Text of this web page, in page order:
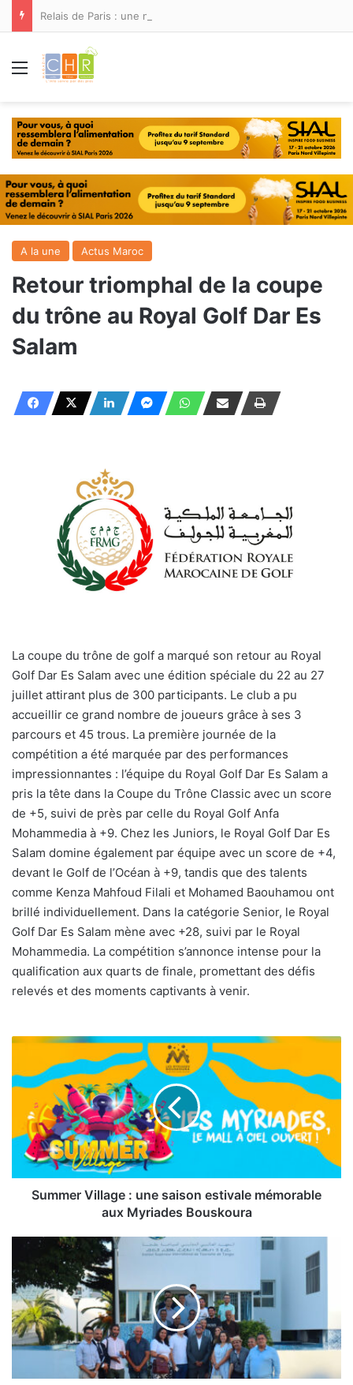
Menu
A la une Actus Maroc
Retour triomphal de la coupe
du trône au Royal Golf Dar Es
Salam
La coupe du trône de golf a marqué son retour au Royal
Golf Dar Es Salam avec une édition spéciale du 22 au 27
juillet attirant plus de 300 participants. Le club a pu
accueillir ce grand nombre de joueurs grâce à ses 3
parcours et 45 trous. La première journée de la
compétition a été marquée par des performances
impressionnantes : l’équipe du Royal Golf Dar Es Salam a
pris la tête dans la Coupe du Trône Classic avec un score
de +5, suivi de près par celle du Royal Golf Anfa
Mohammedia à +9. Chez les Juniors, le Royal Golf Dar Es
Salam domine également par équipe avec un score de +4,
devant le Golf de l’Océan à +9, tandis que des talents
comme Kenza Mahfoud Filali et Mohamed Baouhamou ont
brillé individuellement. Dans la catégorie Senior, le Royal
Golf Dar Es Salam mène avec +28, suivi par le Royal
Mohammedia. La compétition s’annonce intense pour la
qualification aux quarts de finale, promettant des défis
relevés et des moments captivants à venir.
Summer
:
une
saison
estivale
mémorable
aux
Myriades
Bouskoura
Summer Village : une saison estivale mémorable
aux Myriades Bouskoura
ISITT
adoption
de
nouveaux
statuts
et
du